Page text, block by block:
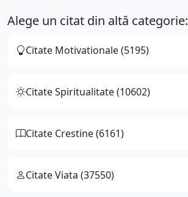
Alege un citat din altă categorie:
Citate Motivationale (5195)
Citate Spiritualitate (10602)
Citate Crestine (6161)
Citate Viata (37550)